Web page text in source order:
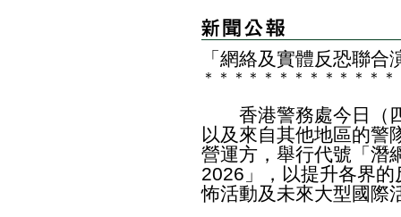
「網絡及實體反恐聯
＊ ＊ ＊ ＊ ＊ ＊ ＊ ＊ ＊ ＊ ＊ ＊ ＊
香港警務處今日（四
以及來自其他地區的警
營運方，舉行代號「潛
2026」，以提升各界
怖活動及未來大型國際